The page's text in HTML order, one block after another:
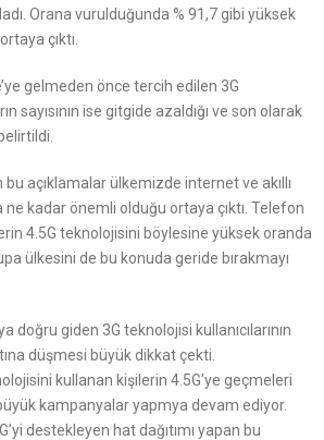
Orana vurulduğunda % 91,7 gibi yüksek
çıktı.
gelmeden önce tercih edilen 3G
sayısının ise gitgide azaldığı ve son olarak
bu açıklamalar ülkemizde internet ve akıllı
kadar önemli olduğu ortaya çıktı. Telefon
4.5G teknolojisini böylesine yüksek oranda
ülkesini de bu konuda geride bırakmayı
doğru giden 3G teknolojisi kullanıcılarının
düşmesi büyük dikkat çekti.
kullanan kişilerin 4.5G’ye geçmeleri
kampanyalar yapmya devam ediyor.
destekleyen hat dağıtımı yapan bu